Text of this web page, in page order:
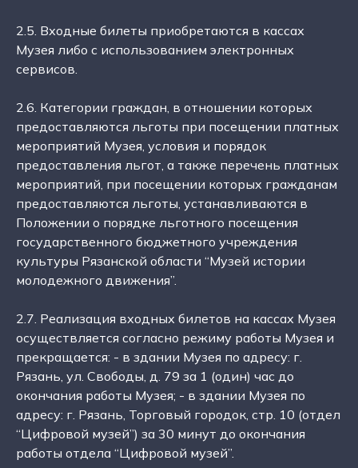
2.5. Входные билеты приобретаются в кассах
Музея либо с использованием электронных
сервисов.
2.6. Категории граждан, в отношении которых
предоставляются льготы при посещении платных
мероприятий Музея, условия и порядок
предоставления льгот, а также перечень платных
мероприятий, при посещении которых гражданам
предоставляются льготы, устанавливаются в
Положении о порядке льготного посещения
государственного бюджетного учреждения
культуры Рязанской области “Музей истории
молодежного движения”.
2.7. Реализация входных билетов на кассах Музея
осуществляется согласно режиму работы Музея и
прекращается: - в здании Музея по адресу: г.
Рязань, ул. Свободы, д. 79 за 1 (один) час до
окончания работы Музея; - в здании Музея по
адресу: г. Рязань, Торговый городок, стр. 10 (отдел
“Цифровой музей”) за 30 минут до окончания
работы отдела “Цифровой музей”.